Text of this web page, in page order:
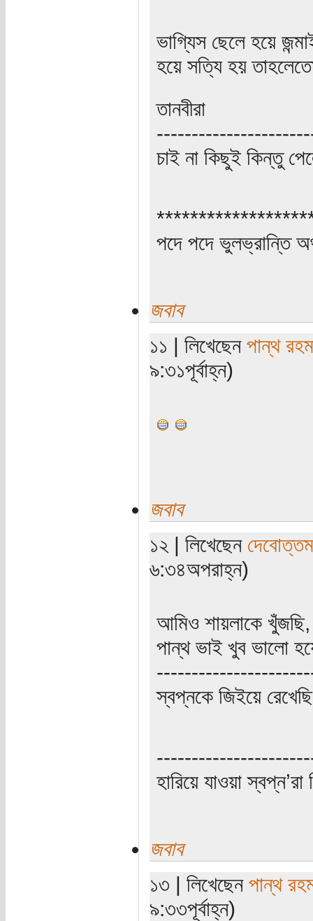
ভাগ্যিস ছেলে হয়ে
হয়ে সত্যি হয়
তানবীরা
চাই না কিছুই কিন্তু
পদে পদে ভুলভ্রান্তি
জবাব
১১ | লিখেছেন পান্থ
৯:৩১পূর্বাহ্ন)
জবাব
১২ | লিখেছেন
৬:৩৪অপরাহ্ন)
আমিও শায়লাকে
পান্থ ভাই খুব ভালো
স্বপ্নকে জিইয়ে
হারিয়ে যাওয়া
জবাব
১৩ | লিখেছেন পান্থ
৯:৩৩পূর্বাহ্ন)